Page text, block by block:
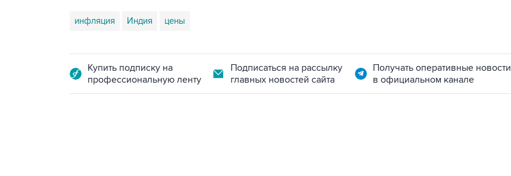
инфляция Индия цены
Купить подписку на
профессиональную ленту
Подписаться на рассылку
главных новостей сайта
Получать оперативные новости
в официальном канале